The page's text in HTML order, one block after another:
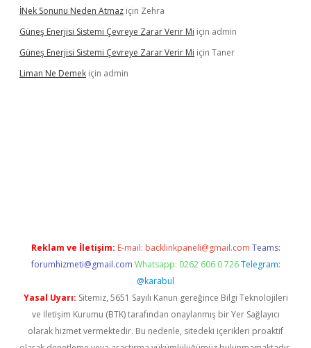
İNek Sonunu Neden Atmaz için Zehra
Güneş Enerjisi Sistemi Çevreye Zarar Verir Mi için admin
Güneş Enerjisi Sistemi Çevreye Zarar Verir Mi için Taner
Liman Ne Demek için admin
Reklam ve İletişim: E-mail: backlinkpaneli@gmail.com Teams:
forumhizmeti@gmail.com Whatsapp: 0262 606 0 726 Telegram:
@karabul
Yasal Uyarı: Sitemiz, 5651 Sayılı Kanun gereğince Bilgi Teknolojileri
ve İletişim Kurumu (BTK) tarafından onaylanmış bir Yer Sağlayıcı
olarak hizmet vermektedir. Bu nedenle, sitedeki içerikleri proaktif